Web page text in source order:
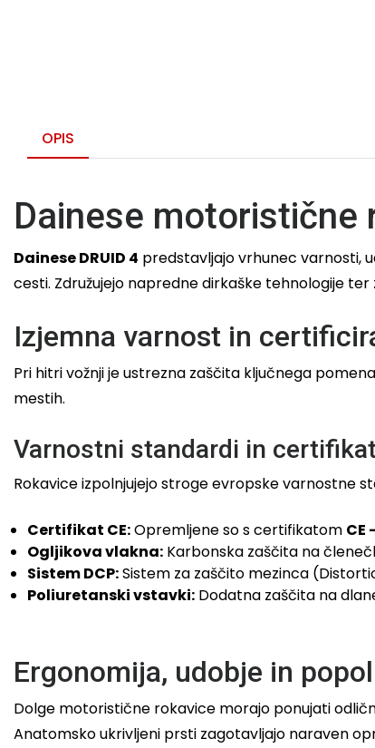
OPIS
Dainese motoristične
Dainese DRUID 4 predstavljajo vrhunec varnosti,
cesti. Združujejo napredne dirkaške tehnologije
Izjemna varnost in
Pri hitri vožnji je ustrezna zaščita ključnega
mestih.
Varnostni standardi in
Rokavice izpolnjujejo stroge evropske varnostne
Certifikat CE:Opremljene so s certifikatom CE
Ogljikova vlakna: Karbonska zaščita na
Sistem DCP:Sistem za zaščito mezinca
Poliuretanski vstavki: Dodatna zaščita na
Ergonomija, udobje in
Dolge motoristične rokavice morajo ponujati
Anatomsko ukrivljeni prsti zagotavljajo naraven